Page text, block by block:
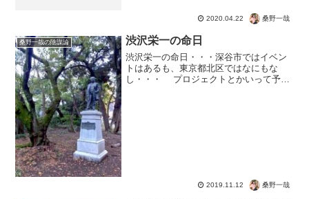
も・・・でも営業している美容外科って
あるのかな？クリスティーナクリニック
銀座
2020.04.22 桑野一哉
桑野一哉の陰謀論 渋沢栄一の命日
渋沢栄一の命日・・・深谷市ではイベン
トはあるも、東京都北区ではなにもな
し・・・ プロジェクトとかいって予算
2019.11.12 桑野一哉